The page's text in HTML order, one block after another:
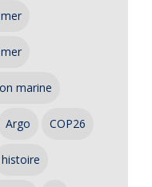
marine
Argo COP26
histoire